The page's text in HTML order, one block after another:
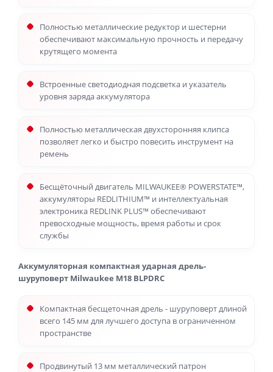
Полностью металлические редуктор и шестерни
обеспечивают максимальную прочность и передачу
крутящего момента
Встроенные светодиодная подсветка и указатель
уровня заряда аккумулятора
Полностью металлическая двухсторонняя клипса
позволяет легко и быстро повесить инструмент на
ремень
Бесщёточный двигатель MILWAUKEE® POWERSTATE™,
аккумуляторы REDLITHIUM™ и интеллектуальная
электроника REDLINK PLUS™ обеспечивают
превосходные мощность, время работы и срок
службы
Аккумуляторная компактная ударная дрель-
шуруповерт Milwaukee M18 BLPDRC
Компактная бесщеточная дрель - шуруповерт длиной
всего 145 мм для лучшего доступа в ограниченном
пространстве
Продвинутый 13 мм металлический патрон